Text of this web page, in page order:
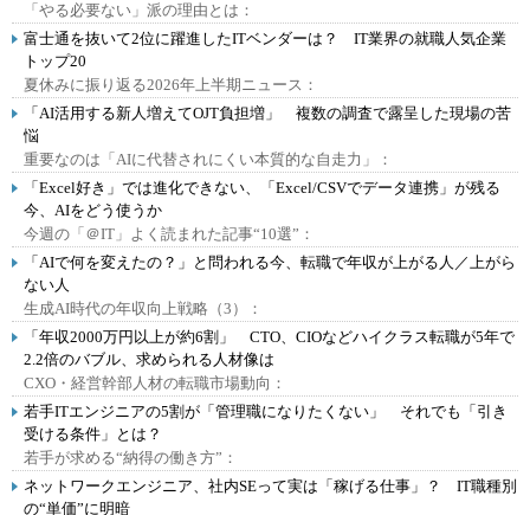
「やる必要ない」派の理由とは：
富士通を抜いて2位に躍進したITベンダーは？ IT業界の就職人気企業
トップ20
夏休みに振り返る2026年上半期ニュース：
「AI活用する新人増えてOJT負担増」 複数の調査で露呈した現場の苦
悩
重要なのは「AIに代替されにくい本質的な自走力」：
「Excel好き」では進化できない、「Excel/CSVでデータ連携」が残る
今、AIをどう使うか
今週の「＠IT」よく読まれた記事“10選”：
「AIで何を変えたの？」と問われる今、転職で年収が上がる人／上がら
ない人
生成AI時代の年収向上戦略（3）：
「年収2000万円以上が約6割」 CTO、CIOなどハイクラス転職が5年で
2.2倍のバブル、求められる人材像は
CXO・経営幹部人材の転職市場動向：
若手ITエンジニアの5割が「管理職になりたくない」 それでも「引き
受ける条件」とは？
若手が求める“納得の働き方”：
ネットワークエンジニア、社内SEって実は「稼げる仕事」？ IT職種別
の“単価”に明暗